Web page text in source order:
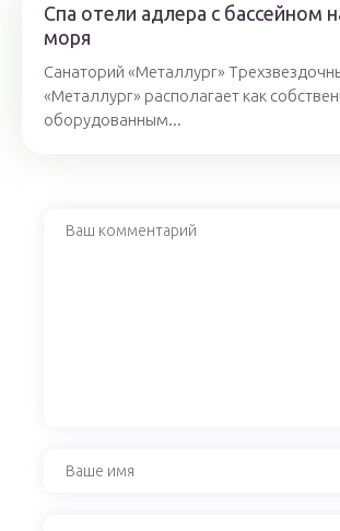
Спа отели адлера с бассейном
моря
Санаторий «Металлург»
«Металлург» располагает как
оборудованным...